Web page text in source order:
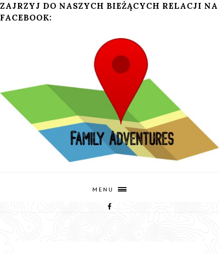
ZAJRZYJ DO NASZYCH BIEŻĄCYCH RELACJI NA
FACEBOOK:
MENU